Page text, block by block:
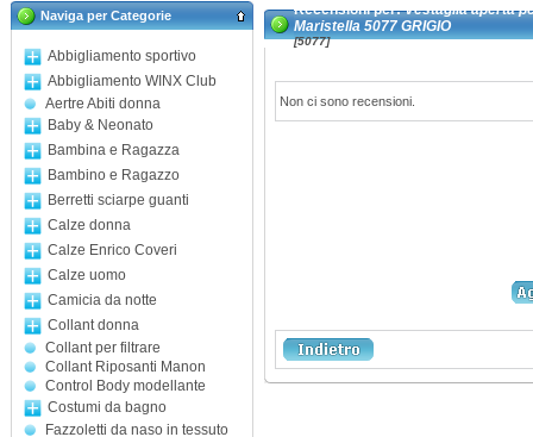
Naviga per Categorie
Abbigliamento sportivo
Abbigliamento WINX Club
Aertre Abiti donna
Baby & Neonato
Bambina e Ragazza
Bambino e Ragazzo
Berretti sciarpe guanti
Calze donna
Calze Enrico Coveri
Calze uomo
Camicia da notte
Collant donna
Collant per filtrare
Collant Riposanti Manon
Control Body modellante
Costumi da bagno
Fazzoletti da naso in tessuto
Recensioni per:Vestaglia aperta
Maristella 5077 GRIGIO
[5077]
Non ci sono recensioni.